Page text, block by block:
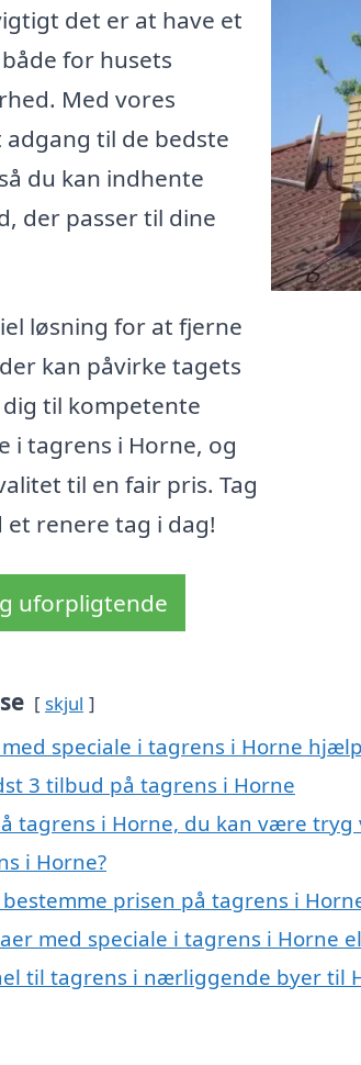
det er at have et
for husets
Med vores
til de bedste
du kan indhente
der passer til dine
løsning for at fjerne
kan påvirke tagets
til kompetente
i tagrens i Horne, og
til en fair pris. Tag
renere tag i dag!
uforpligtende
skjul
speciale i tagrens i Horne
3 tilbud på tagrens i Horne
tagrens i Horne, du kan være tryg
i Horne?
prisen på tagrens i
med speciale i tagrens i Horne
til tagrens i nærliggende byer til